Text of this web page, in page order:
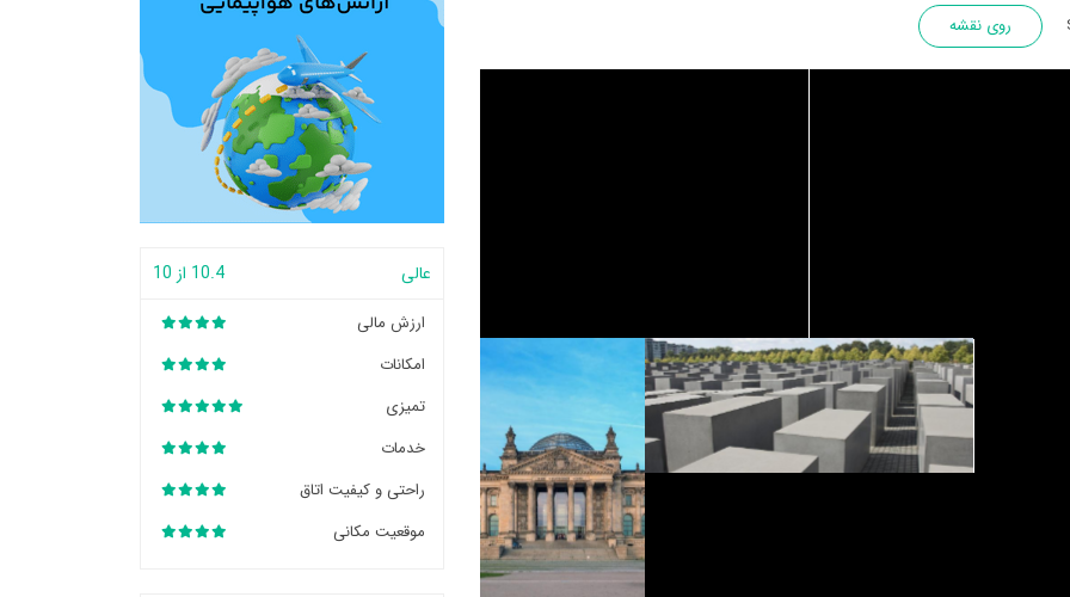
روی نقشه
عالی 10.4 از 10
ارزش مالی
امکانات
تمیزی
خدمات
راحتی و کیفیت اتاق
موقعیت مکانی